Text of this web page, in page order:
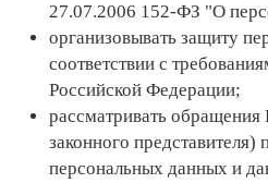
27.07.2006 152-ФЗ "О
организовывать защиту
соответствии с
Российской Федерации;
рассматривать обращения
законного
персональных данных и